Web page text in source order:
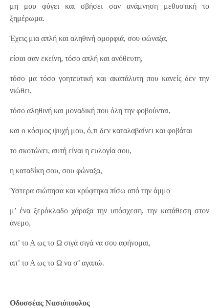
μη μου φύγει και σβήσει σαν ανάμνηση μεθυστική το
ξημέρωμα.
Έχεις μια απλή και αληθινή ομορφιά, σου φώναξα,
είσαι σαν εκείνη, τόσο απλή και ανόθευτη,
τόσο μα τόσο γοητευτική και ακατάλυτη που κανείς δεν την
νιώθει,
τόσο αληθινή και μοναδική που όλη την φοβούνται,
και ο κόσμος ψυχή μου, ό,τι δεν καταλαβαίνει και φοβάται
το σκοτώνει, αυτή είναι η ευλογία σου,
η καταδίκη σου, σου φώναξα,
Ύστερα σιώπησα και κρύφτηκα πίσω από την άμμο
μ’ ένα ξερόκλαδο χάραξα την υπόσχεση, την κατάθεση στον
άνεμο,
απ’ το Α ως το Ω σιγά σιγά να σου αφήνομαι,
απ’ το Α ως το Ω να σ’ αγαπώ.
Οδυσσέας Νασιόπουλος